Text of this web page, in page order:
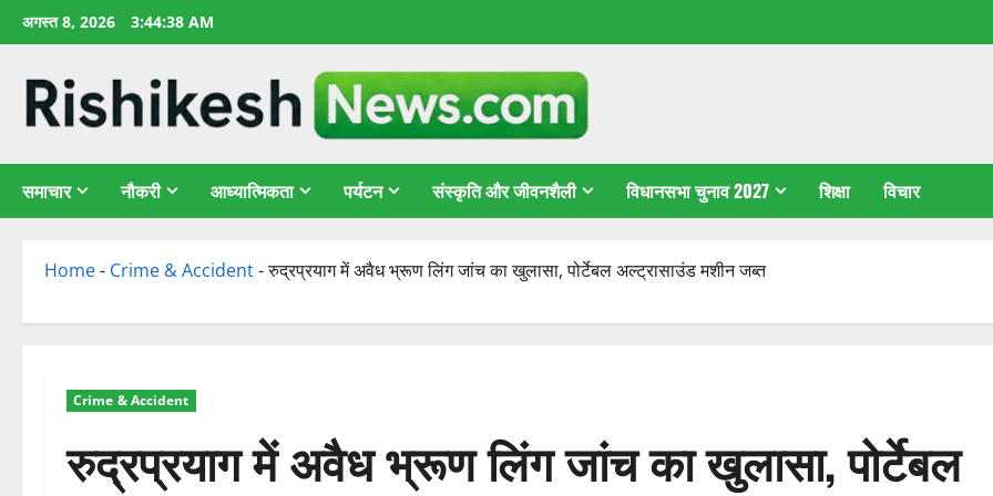
छोड़कर
सामग्री
अगस्त 8, 2026 3:44:39 AM
समाचार नौकरी आध्यात्मिकता पर्यटन संस्कृति और जीवनशैली विधानसभा चुनाव 2027 शिक्षा विचार
Home- Crime & Accident-रुद्रप्रयाग में अवैध भ्रूण लिंग जांच का खुलासा, पोर्टेबल अल्ट्रासाउंड मशीन जब्त
Crime & Accident
रुद्रप्रयाग में अवैध भ्रूण लिंग जांच का खुलासा, पोर्टेबल